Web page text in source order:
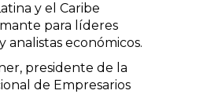
y el Caribe
para líderes
analistas económicos.
presidente de la
de Empresarios